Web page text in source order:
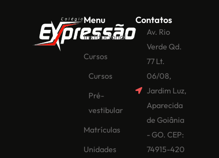
Menu
Institucional
Cursos
Cursos
Pré-
vestibular
Matrículas
Unidades
Contatos
Av. Rio
Verde Qd.
77 Lt.
06/08,
Jardim Luz,
Aparecida
de Goiânia
- GO. CEP:
74915-420